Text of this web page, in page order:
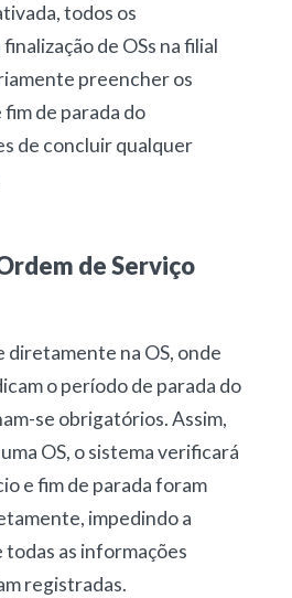
todos os
de OSs na filial
preencher os
de parada do
de concluir qualquer
de Serviço
diretamente na OS, onde
o período de parada do
se obrigatórios. Assim,
OS, o sistema verificará
e fim de parada foram
impedindo a
as informações
registradas.